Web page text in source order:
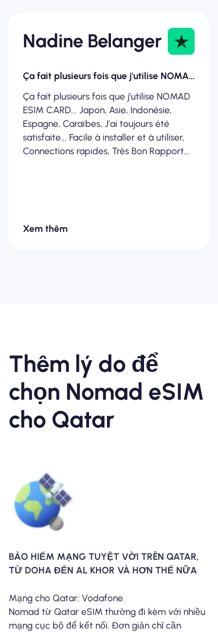
Nadine Belanger
Ça fait plusieurs fois que j'utilise NOMAD ESIM
Ça fait plusieurs fois que j'utilise NOMAD
ESIM CARD... Japon, Asie, Indonésie,
Espagne, Caraïbes, J'ai toujours été
satisfaite... Facile à installer et à utiliser,
Connections rapides, Très Bon Rapport
Xem thêm
Thêm lý do để
chọn Nomad eSIM
cho Qatar
BẢO HIỂM MẠNG TUYỆT VỜI TRÊN QATAR,
TỪ DOHA ĐẾN AL KHOR VÀ HƠN THẾ NỮA
Mạng cho Qatar: Vodafone
Nomad từ Qatar eSIM thường đi kèm với nhiều
mạng cục bộ để kết nối. Đơn giản chỉ cần